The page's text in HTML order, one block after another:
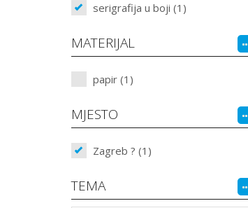
serigrafija u boji (1)
MATERIJAL
papir (1)
MJESTO
Zagreb ? (1)
TEMA